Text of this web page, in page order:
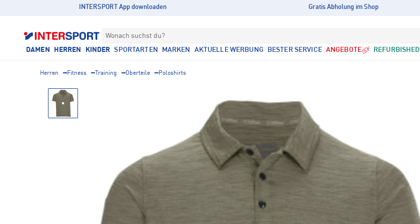
INTERSPORT App downloaden Gratis Abholung im Shop
Wonach suchst du?
DAMEN HERREN KINDER SPORTARTEN MARKEN AKTUELLE WERBUNG BESTER SERVICE ANGEBOTE REFURBISHED
Herren Fitness Training Oberteile Poloshirts